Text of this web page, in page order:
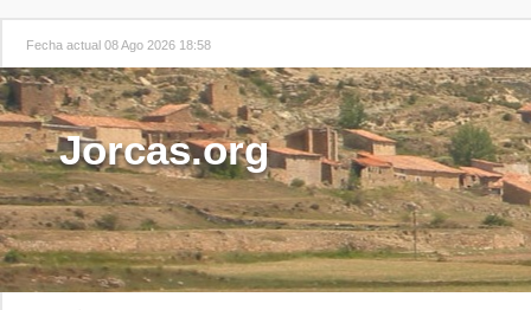
Fecha actual 08 Ago 2026 18:58
Jorcas.org